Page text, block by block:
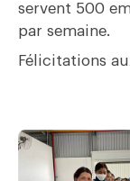
servent 500
par semaine.
Félicitations